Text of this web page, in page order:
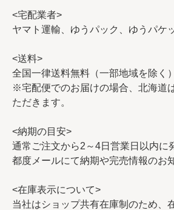
<宅配業者>
ヤマト運輸、ゆうパック、ゆうパケ
<送料>
全国一律送料無料（一部地域を除く）
※宅配便でのお届けの場合、北海道
ただきます。
<納期の目安>
通常ご注文から2～4日営業日以内に
都度メールにて納期や完売情報のお
<在庫表示について>
当社はショップ共有在庫制のため、